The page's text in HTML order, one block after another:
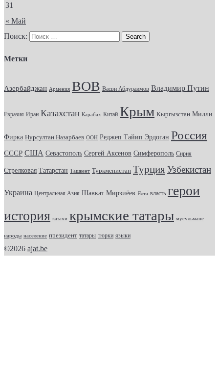
« Май
31
Поиск:
Метки
Азербайджан Армения ВОВ Васви Абдураимов Владимир Путин
Евразия Иран Казахстан Карабах Китай Крым Кыргызстан Милли
Фирка Нурсултан Назарбаев ООН Реджеп Тайип Эрдоган Россия
СССР США Севастополь Сергей Аксенов Симферополь Сирия
Стрелковая Татарстан Ташкент Туркменистан Турция Узбекистан
Украина Центральная Азия Шавкат Мирзиёев Ялта власть герои
история казахи крымские татары мусульмане
народы население президент татары тюрки языки
©2026 ajat.be